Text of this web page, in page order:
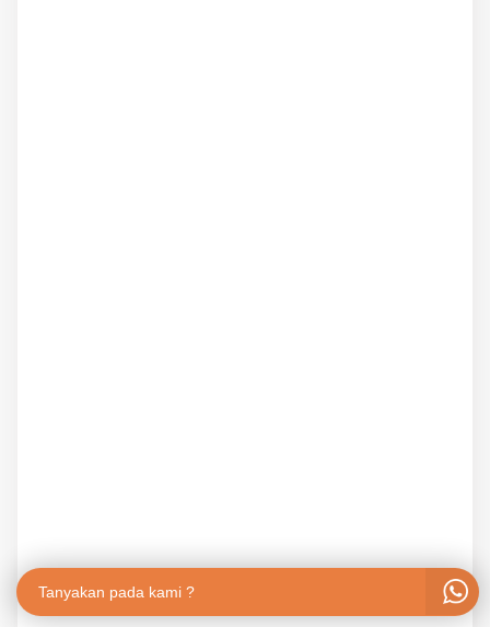
Tanyakan pada kami ?